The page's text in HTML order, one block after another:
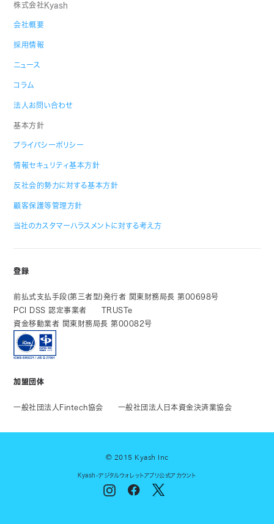
株式会社Kyash
会社概要
採用情報
ニュース
コラム
法人お問い合わせ
基本方針
プライバシーポリシー
情報セキュリティ基本方針
反社会的勢力に対する基本方針
顧客保護等管理方針
当社のカスタマーハラスメントに対する考え方
登録
前払式支払手段(第三者型)発行者 関東財務局長 第00698号
PCI DSS 認定事業者
TRUSTe
資金移動業者 関東財務局長 第00082号
加盟団体
一般社団法人Fintech協会 一般社団法人日本資金決済業協会
© 2015 Kyash Inc
Kyash-デジタルウォレットアプリ公式アカウント